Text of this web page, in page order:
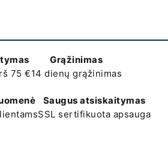
75 €
Grąžinimas
14 dienų grąžinimas
Saugus atsiskaitymas
SSL sertifikuota apsauga